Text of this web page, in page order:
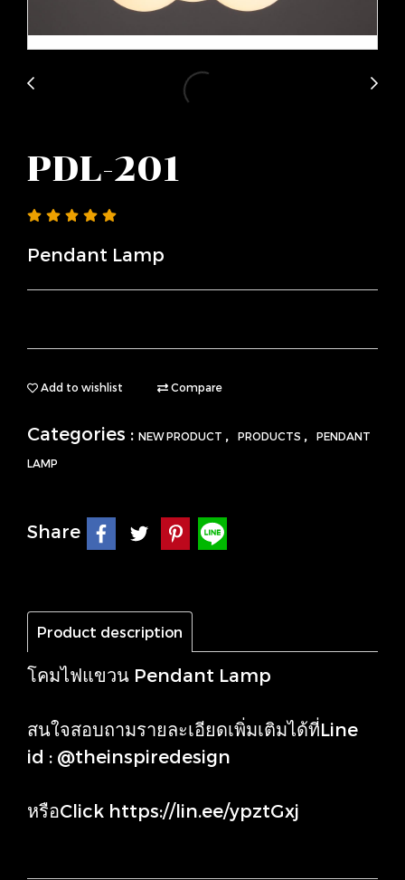
PDL-201
Pendant Lamp
Add to wishlist Compare
Categories : NEW PRODUCT , PRODUCTS , PENDANT
LAMP
Share
Product description
โคมไฟแขวน Pendant Lamp
สนใจสอบถามรายละเอียดเพิ่มเติมได้ที่Line
id : @theinspiredesign
หรือClick https://lin.ee/ypztGxj